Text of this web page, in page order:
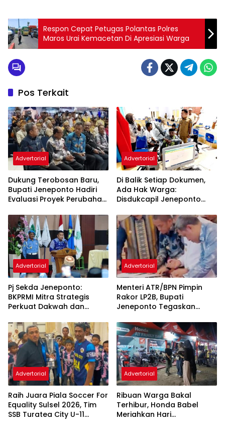
Respon Cepat Petugas Polantas Polres
Maros Urai Kemacetan Di Apresiasi Warga
Pos Terkait
Advertorial
Dukung Terobosan Baru,
Bupati Jeneponto Hadiri
Evaluasi Proyek Perubahan
Advertorial
Di Balik Setiap Dokumen,
Ada Hak Warga:
Disdukcapil Jeneponto
Layanan Administrasi
Kependudukan
Advertorial
Pj Sekda Jeneponto:
BKPRMI Mitra Strategis
Perkuat Dakwah dan
Advertorial
Menteri ATR/BPN Pimpin
Rakor LP2B, Bupati
Jeneponto Tegaskan
Pertanian
Advertorial
Raih Juara Piala Soccer For
Equality Sulsel 2026, Tim
SSB Turatea City U-11
Advertorial
Ribuan Warga Bakal
Terhibur, Honda Babel
Meriahkan Hari